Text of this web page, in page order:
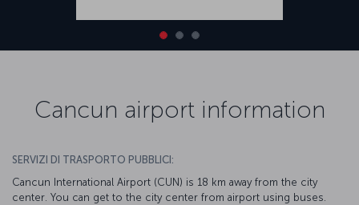
Cancun airport information
SERVIZI DI TRASPORTO PUBBLICI:
Cancun International Airport (CUN) is 18 km away from the city
center. You can get to the city center from airport using buses.